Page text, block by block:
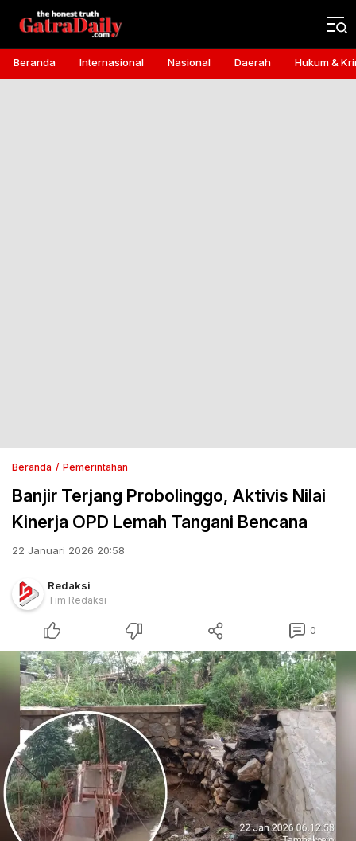
Gatra Daily
the honest truth
Beranda Internasional Nasional Daerah Hukum &
Beranda Pemerintahan
Banjir Terjang Probolinggo, Aktivis Nilai
Kinerja OPD Lemah Tangani Bencana
22 Januari 2026 20:58
Redaksi
Tim Redaksi
0